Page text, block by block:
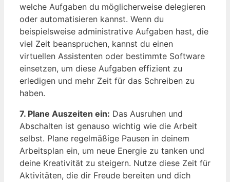
welche Aufgaben du möglicherweise delegieren
oder automatisieren kannst. Wenn du
beispielsweise administrative Aufgaben hast, die
viel Zeit beanspruchen, kannst du einen
virtuellen Assistenten oder bestimmte Software
einsetzen, um diese Aufgaben effizient zu
erledigen und mehr Zeit für das Schreiben zu
haben.
7. Plane Auszeiten ein: Das Ausruhen und
Abschalten ist genauso wichtig wie die Arbeit
selbst. Plane regelmäßige Pausen in deinem
Arbeitsplan ein, um neue Energie zu tanken und
deine Kreativität zu steigern. Nutze diese Zeit für
Aktivitäten, die dir Freude bereiten und dich